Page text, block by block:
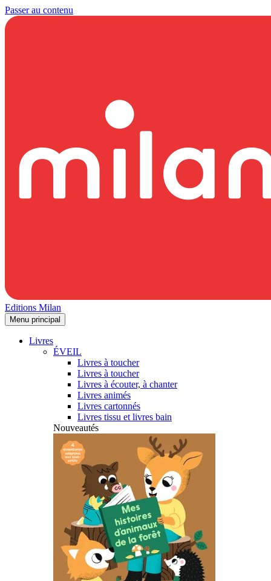
Passer au contenu
Editions Milan
Menu principal
Livres
ÉVEIL
Livres à toucher
Livres à toucher
Livres à écouter, à chanter
Livres animés
Livres cartonnés
Livres tissu et livres bain
Nouveautés